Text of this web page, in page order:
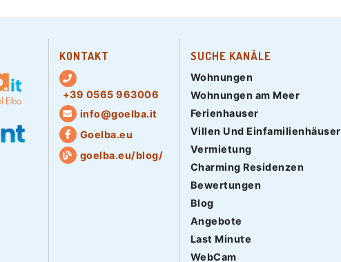
KONTAKT
+39 0565 963006
info@goelba.it
Goelba.eu
goelba.eu/blog/
SUCHE KANÄLE
Wohnungen
Wohnungen am Meer
Ferienhauser
Villen Und Einfamilienhäuser
Vermietung
Charming Residenzen
Bewertungen
Blog
Angebote
Last Minute
WebCam